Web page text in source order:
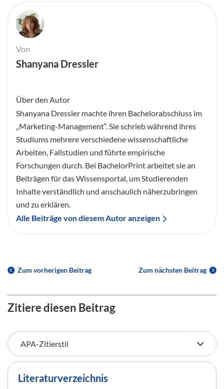
Von
Shanyana Dressler
Über den Autor
Shanyana Dressler machte ihren Bachelorabschluss im
„Marketing-Management“. Sie schrieb während ihres
Studiums mehrere verschiedene wissenschaftliche
Arbeiten, Fallstudien und führte empirische
Forschungen durch. Bei BachelorPrint arbeitet sie an
Beiträgen für das Wissensportal, um Studierenden
Inhalte verständlich und anschaulich näherzubringen
und zu erklären.
Alle Beiträge von diesem Autor anzeigen
Zum vorherigen Beitrag Zum nächsten Beitrag
Zitiere diesen Beitrag
Literaturverzeichnis